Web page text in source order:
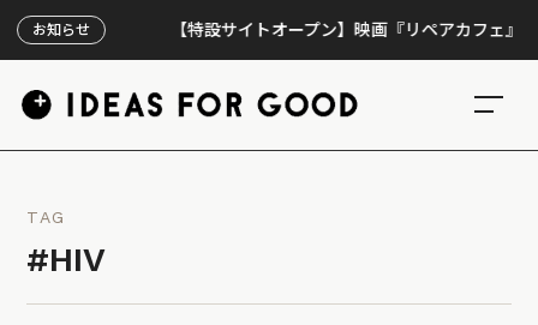
お知らせ 【特設サイトオープン】映画『リペアカフェ』、上映
TAG
#HIV